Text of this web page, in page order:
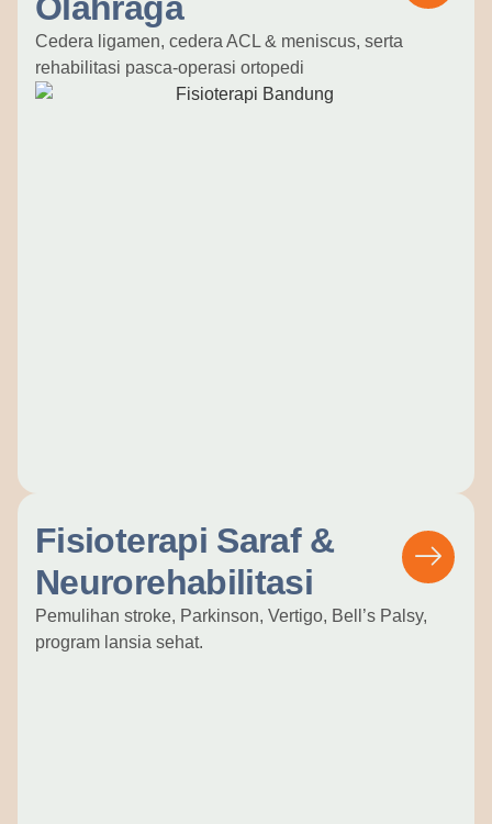
Olahraga
Cedera ligamen, cedera ACL & meniscus, serta
rehabilitasi pasca-operasi ortopedi
Fisioterapi Saraf &
Neurorehabilitasi
Pemulihan stroke, Parkinson, Vertigo, Bell’s Palsy,
program lansia sehat.